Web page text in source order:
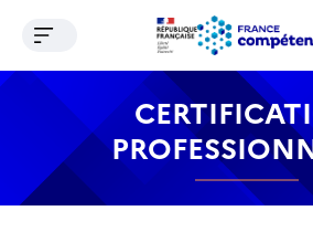
Contenu Recherche Menu
Ouvrir le menu de navigation